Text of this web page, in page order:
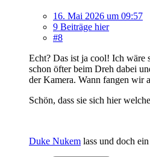
16. Mai 2026 um 09:57
9 Beiträge hier
#8
Echt? Das ist ja cool! Ich wäre
schon öfter beim Dreh dabei
der Kamera. Wann fangen wir
Schön, dass sie sich hier
Duke Nukem lass und doch